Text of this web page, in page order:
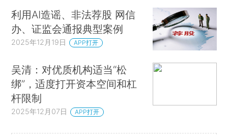
利用AI造谣、非法荐股 网信
办、证监会通报典型案例
2025年12月19日 APP打开
吴清：对优质机构适当“松
绑”，适度打开资本空间和杠
杆限制
2025年12月07日 APP打开